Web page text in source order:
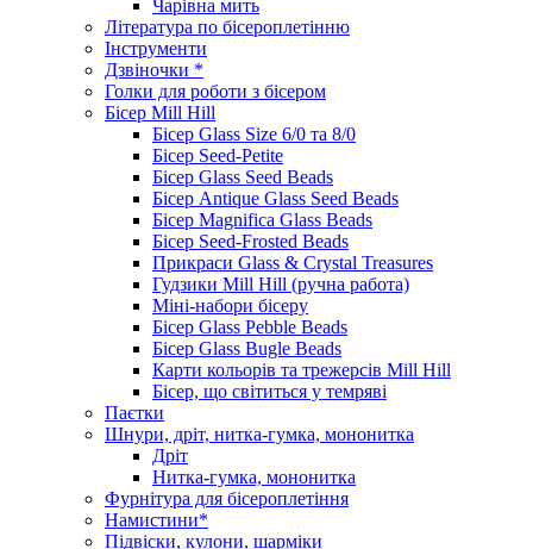
Чарівна мить
Література по бісероплетінню
Інструменти
Дзвіночки *
Голки для роботи з бісером
Бісер Mill Hill
Бісер Glass Size 6/0 та 8/0
Бісер Seed-Petite
Бісер Glass Seed Beads
Бісер Antique Glass Seed Beads
Бісер Magnifica Glass Beads
Бісер Seed-Frosted Beads
Прикраси Glass & Crystal Treasures
Гудзики Mill Hill (ручна работа)
Міні-набори бісеру
Бісер Glass Pebble Beads
Бісер Glass Bugle Beads
Карти кольорів та трежерсів Mill Hill
Бісер, що світиться у темряві
Паєтки
Шнури, дріт, нитка-гумка, мононитка
Дріт
Нитка-гумка, мононитка
Фурнітура для бісероплетіння
Намистини*
Підвіски, кулони, шарміки